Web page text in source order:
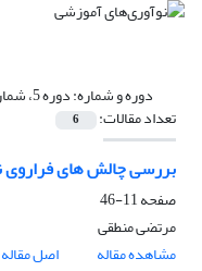
دوره و شماره:دوره 5، شماره 1، بهار 1385
تعداد مقالات: 6
بررسی چالش های فراروی
صفحه11-46
مرتضی منطقی
مشاهده مقاله
اصل مقاله